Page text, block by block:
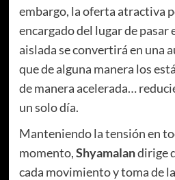
embargo, la oferta atractiva
encargado del lugar de pasar
aislada se convertirá en una
que de alguna manera los
de manera acelerada…
un solo día.
Manteniendo la tensión en
momento,Shyamalandirige
cada movimiento y toma de